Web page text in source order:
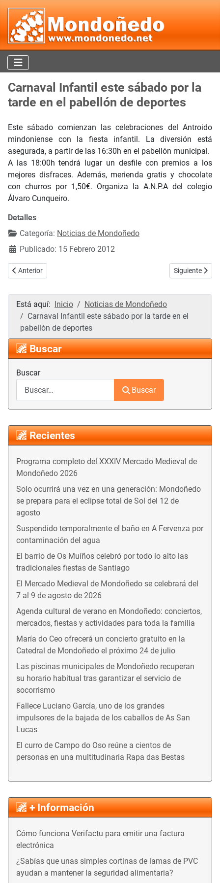
Carnaval Infantil este sábado por la
tarde en el pabellón de deportes
Este sábado comienzan las celebraciones del Antroido
mindoniense con la fiesta infantil. La diversión está
asegurada, a partir de las 16:30h en el pabellón municipal.
A las 18:00h tendrá lugar un desfile con premios a los
mejores disfraces. Además, merienda gratis y chocolate
con churros por 1,50€. Organiza la A.N.P.A del colegio
Álvaro Cunqueiro.
Detalles
Categoría: Noticias de Mondoñedo
Publicado: 15 Febrero 2012
Artículo anterior: Parlamento gallego propone que el nuevo hospital
Anterior Artículo
Siguiente
Está aquí: Inicio
Noticias de Mondoñedo
Carnaval Infantil este sábado por la tarde en el
pabellón de deportes
Buscar
Buscar
Buscar
Recientes
Programa completo del XXXIV Mercado Medieval de
Mondoñedo 2026
Solo ocurrirá una vez en una generación: Mondoñedo
se prepara para el eclipse total de Sol del 12 de
agosto
Suspendido temporalmente el baño en A Fervenza por
contaminación del agua
El barrio de Os Muíños celebró por todo lo alto las
tradicionales fiestas de Santiago
El Mercado Medieval de Mondoñedo se celebrará del
7 al 9 de agosto de 2026
Agenda cultural de verano en Mondoñedo: conciertos,
mercados, fiestas y actividades para toda la familia
María do Ceo ofrecerá un concierto gratuito en la
Catedral de Mondoñedo el próximo 24 de julio
Las piscinas municipales de Mondoñedo recuperan
su horario habitual tras garantizar el servicio de
socorrismo
Fallece Luciano García, uno de los grandes
impulsores de la bajada de los caballos de As San
Lucas
El curro de Campo do Oso reúne a cientos de
personas en una multitudinaria Rapa das Bestas
+ Información
Cómo funciona Verifactu para emitir una factura
electrónica
¿Sabías que unas simples cortinas de lamas de PVC
ayudan a mantener la seguridad alimentaria?